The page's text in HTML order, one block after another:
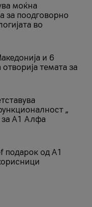
моќна
за поодговорно
во
и 6
темата за
„
за А1 Алфа
подарок од А1